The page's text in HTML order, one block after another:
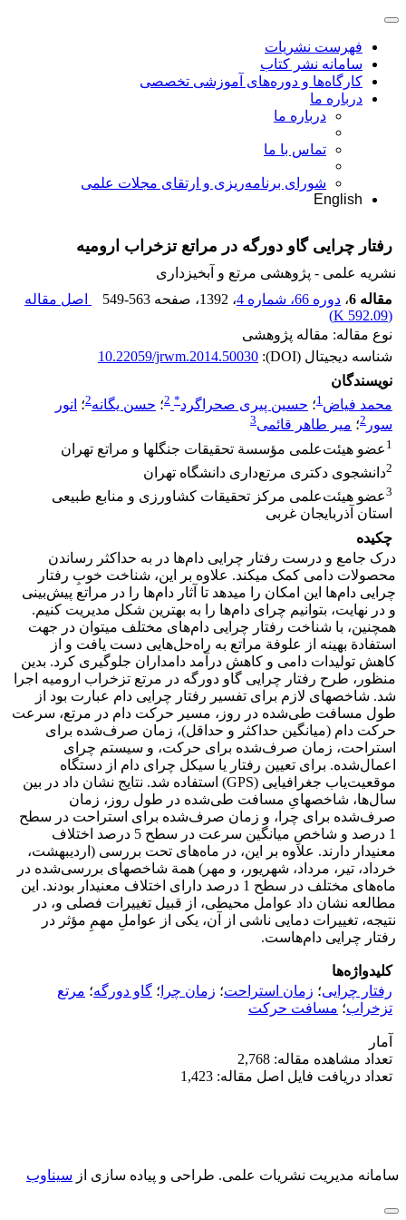
فهرست نشریات
سامانه نشر کتاب
کارگاه‌ها و دوره‌های آموزشی تخصصی
درباره ما
درباره ما
تماس با ما
شورای برنامه‌ریزی و ارتقای مجلات علمی
English
رفتار چرایی گاو دورگه در مراتع تزخراب ارومیه
نشریه علمی - پژوهشی مرتع و آبخیزداری
مقاله 6
، دوره 66، شماره 4 ، 1392 ، صفحه 549-563
اصل مقاله
(
592.09 K
)
نوع مقاله: مقاله پژوهشی
شناسه دیجیتال (DOI):
10.22059/jrwm.2014.50030
نویسندگان
محمد فیاض1؛ حسین پیری صحراگرد*
2؛ حسن یگانه2؛ انور
سور 2؛ میر طاهر قائمی3
1 عضو هیئت‌علمی مؤسسة تحقیقات جنگل‏ها و مراتع تهران
2دانشجوی دکتری مرتع‌داری دانشگاه تهران
3عضو هیئت‌علمی مرکز تحقیقات کشاورزی و منابع طبیعی
استان آذربایجان غربی
چکیده
درک جامع و درست رفتار چرایی دام‌ها در به حداکثر رساندن
محصولات دامی کمک می‏کند. علاوه بر این، شناخت خوبِ رفتار
چرایی دام‌ها این امکان را می‏دهد تا آثار دام‌ها را در مراتع پیش‌بینی
و در نهایت، بتوانیم چرای دام‌ها را به بهترین شکل مدیریت کنیم.
همچنین، با شناخت رفتار چرایی دام‌های مختلف می‏توان در جهت
استفادة بهینه از علوفة مراتع به راه‌حل‌هایی دست یافت و از
کاهش تولیدات دامی و کاهش درآمد دامداران جلوگیری کرد. بدین
منظور، طرح رفتار چرایی گاو دورگه در مرتع تزخراب ارومیه اجرا
شد. شاخص‏های لازم برای تفسیر رفتار چرایی دام عبارت بود از
طول مسافت طی‌شده در روز، مسیر حرکت دام در مرتع، سرعت
حرکت دام (میانگین حداکثر و حداقل)، زمان صرف‌شده برای
استراحت، زمان صرف‌شده برای حرکت، و سیستم چرای
اعمال‌شده. برای تعیین رفتار یا سیکل چرای دام از دستگاه
موقعیت‌یاب جغرافیایی (GPS) استفاده شد. نتایج نشان داد در بین
سال‌ها، شاخص‏هایِ مسافت طی‌شده در طول روز، زمان
صرف‌شده برای چرا، و زمان صرف‌شده برای استراحت در سطح
1 درصد و شاخص‏ِ میانگین سرعت در سطح 5 درصد اختلاف
معنی‏دار دارند. علاوه بر این، در ماه‌های تحت بررسی (اردیبهشت،
خرداد، تیر، مرداد، شهریور، و مهر) همة شاخص‏های بررسی‌شده در
ماه‌های مختلف در سطح 1 درصد دارای اختلاف معنی‏دار بودند. این
مطالعه نشان داد عوامل محیطی، از قبیل تغییرات فصلی و، در
نتیجه، تغییرات دمایی ناشی از آن، یکی از عواملِ مهمِ مؤثر در
رفتار چرایی دام‌هاست.
کلیدواژه‌ها
رفتار چرایی؛ زمان استراحت؛ زمان چرا ؛ گاو دورگه؛ مرتع
تزخراب؛ مسافت حرکت
آمار
تعداد مشاهده مقاله: 2,768
تعداد دریافت فایل اصل مقاله: 1,423
سامانه مدیریت نشریات علمی. طراحی و پیاده سازی از سیناوب